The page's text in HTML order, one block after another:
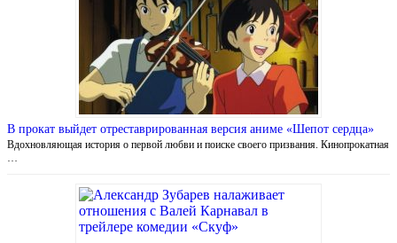
В прокат выйдет отреставрированная версия аниме «Шепот сердца»
Вдохновляющая история о первой любви и поиске своего призвания. Кинопрокатная